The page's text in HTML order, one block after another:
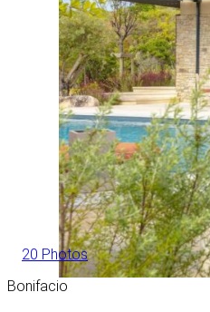
20 Photos
Bonifacio